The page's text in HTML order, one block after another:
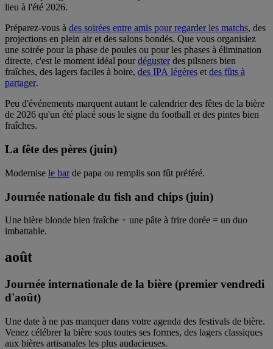
lieu à l'été 2026.
Préparez-vous à des soirées entre amis pour regarder les matchs, des
projections en plein air et des salons bondés. Que vous organisiez
une soirée pour la phase de poules ou pour les phases à élimination
directe, c'est le moment idéal pourdégusterdes pilsners bien
fraîches, des lagers faciles à boire, des IPA légères etdes fûts à
partager.
Peu d'événements marquent autant le calendrier des fêtes de la bière
de 2026 qu'un été placé sous le signe du football et des pintes bien
fraîches.
La fête des pères (juin)
Modernise le barde papa ou remplis son fût préféré.
Journée nationale du fish and chips (juin)
Une bière blonde bien fraîche + une pâte à frire dorée = un duo
imbattable.
août
Journée internationale de la bière (premier vendredi
d'août)
Une date à ne pas manquer dans votre agenda des festivals de bière.
Venez célébrer la bière sous toutes ses formes, des lagers classiques
aux bières artisanales les plus audacieuses.